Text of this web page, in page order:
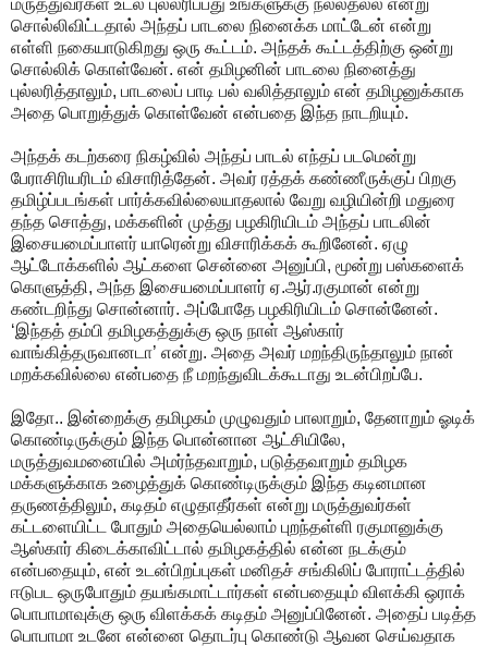
சொல்லிவிட்டதால் அந்தப் பாடலை நினைக்க மாட்டேன் என்று
எள்ளி நகையாடுகிறது ஒரு கூட்டம். அந்தக் கூட்டத்திற்கு ஒன்று
சொல்லிக் கொள்வேன். என் தமிழனின் பாடலை நினைத்து
புல்லரித்தாலும், பாடலைப் பாடி பல் வலித்தாலும் என் தமிழனுக்காக
அதை பொறுத்துக் கொள்வேன் என்பதை இந்த நாடறியும்.
அந்தக் கடற்கரை நிகழ்வில் அந்தப் பாடல் எந்தப் படமென்று
பேராசிரியரிடம் விசாரித்தேன். அவர் ரத்தக் கண்ணீருக்குப் பிறகு
தமிழ்ப்படங்கள் பார்க்கவில்லையாதலால் வேறு வழியின்றி மதுரை
தந்த சொத்து, மக்களின் முத்து பழகிரியிடம் அந்தப் பாடலின்
இசையமைப்பாளர் யாரென்று விசாரிக்கக் கூறினேன். ஏழு
ஆட்டோக்களில் ஆட்களை சென்னை அனுப்பி, மூன்று பஸ்களைக்
கொளுத்தி, அந்த இசையமைப்பாளர் ஏ.ஆர்.ரகுமான் என்று
கண்டறிந்து சொன்னார். அப்போதே பழகிரியிடம் சொன்னேன்.
‘இந்தத் தம்பி தமிழகத்துக்கு ஒரு நாள் ஆஸ்கார்
வாங்கித்தருவானடா’ என்று. அதை அவர் மறந்திருந்தாலும் நான்
மறக்கவில்லை என்பதை நீ மறந்துவிடக்கூடாது உடன்பிறப்பே.
இதோ.. இன்றைக்கு தமிழகம் முழுவதும் பாலாறும், தேனாறும் ஓடிக்
கொண்டிருக்கும் இந்த பொன்னான ஆட்சியிலே,
மருத்துவமனையில் அமர்ந்தவாறும், படுத்தவாறும் தமிழக
மக்களுக்காக உழைத்துக் கொண்டிருக்கும் இந்த கடினமான
தருணத்திலும், கடிதம் எழுதாதீர்கள் என்று மருத்துவர்கள்
கட்டளையிட்ட போதும் அதையெல்லாம் புறந்தள்ளி ரகுமானுக்கு
ஆஸ்கார் கிடைக்காவிட்டால் தமிழகத்தில் என்ன நடக்கும்
என்பதையும், என் உடன்பிறப்புகள் மனிதச் சங்கிலிப் போராட்டத்தில்
ஈடுபட ஒருபோதும் தயங்கமாட்டார்கள் என்பதையும் விளக்கி ஒராக்
பொபாமாவுக்கு ஒரு விளக்கக் கடிதம் அனுப்பினேன். அதைப் படித்த
பொபாமா உடனே என்னை தொடர்பு கொண்டு ஆவன செய்வதாக